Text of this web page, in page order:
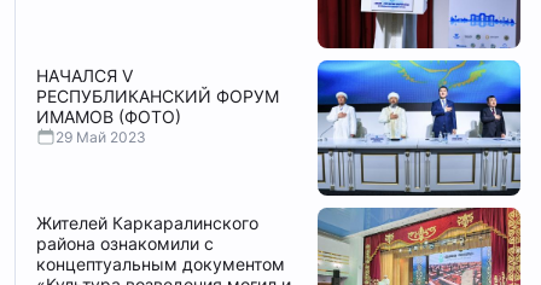
НАЧАЛСЯ V
РЕСПУБЛИКАНСКИЙ ФОРУМ
ИМАМОВ (ФОТО)
29 Май 2023
Жителей Каркаралинского
района ознакомили с
концептуальным документом